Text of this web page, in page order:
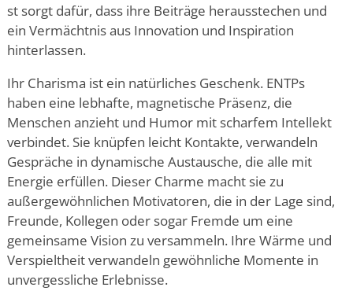
st sorgt dafür, dass ihre Beiträge herausstechen und
ein Vermächtnis aus Innovation und Inspiration
hinterlassen.
Ihr Charisma ist ein natürliches Geschenk. ENTPs
haben eine lebhafte, magnetische Präsenz, die
Menschen anzieht und Humor mit scharfem Intellekt
verbindet. Sie knüpfen leicht Kontakte, verwandeln
Gespräche in dynamische Austausche, die alle mit
Energie erfüllen. Dieser Charme macht sie zu
außergewöhnlichen Motivatoren, die in der Lage sind,
Freunde, Kollegen oder sogar Fremde um eine
gemeinsame Vision zu versammeln. Ihre Wärme und
Verspieltheit verwandeln gewöhnliche Momente in
unvergessliche Erlebnisse.